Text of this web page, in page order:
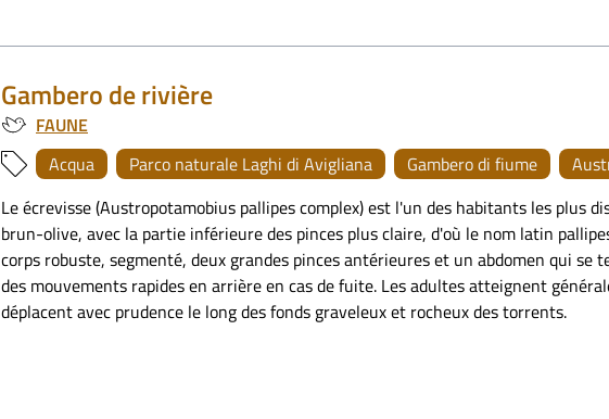
Gambero de rivière
FAUNE
Acqua
Parco naturale Laghi di Avigliana Gambero di fiume
Le écrevisse (Austropotamobius pallipes complex) est l'un des habitants les plus
brun-olive, avec la partie inférieure des pinces plus claire, d'où le nom latin
corps robuste, segmenté, deux grandes pinces antérieures et un abdomen qui
des mouvements rapides en arrière en cas de fuite. Les adultes atteignent
déplacent avec prudence le long des fonds graveleux et rocheux des torrents.